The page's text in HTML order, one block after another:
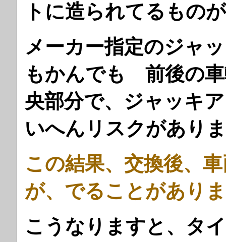
トに造られてるもの
メーカー指定のジャ
もかんでも 前後の
央部分で、ジャッキ
いへんリスクがあり
この結果、交換後、
が、でることがあり
こうなりますと、タ